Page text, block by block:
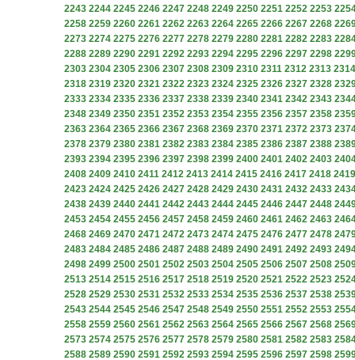
2243 2244 2245 2246 2247 2248 2249 2250 2251 2252 2253
2258 2259 2260 2261 2262 2263 2264 2265 2266 2267 2268
2273 2274 2275 2276 2277 2278 2279 2280 2281 2282 2283
2288 2289 2290 2291 2292 2293 2294 2295 2296 2297 2298
2303 2304 2305 2306 2307 2308 2309 2310 2311 2312 2313 2314
2318 2319 2320 2321 2322 2323 2324 2325 2326 2327 2328
2333 2334 2335 2336 2337 2338 2339 2340 2341 2342 2343
2348 2349 2350 2351 2352 2353 2354 2355 2356 2357 2358
2363 2364 2365 2366 2367 2368 2369 2370 2371 2372 2373
2378 2379 2380 2381 2382 2383 2384 2385 2386 2387 2388
2393 2394 2395 2396 2397 2398 2399 2400 2401 2402 2403
2408 2409 2410 2411 2412 2413 2414 2415 2416 2417 2418 2419
2423 2424 2425 2426 2427 2428 2429 2430 2431 2432 2433
2438 2439 2440 2441 2442 2443 2444 2445 2446 2447 2448
2453 2454 2455 2456 2457 2458 2459 2460 2461 2462 2463
2468 2469 2470 2471 2472 2473 2474 2475 2476 2477 2478
2483 2484 2485 2486 2487 2488 2489 2490 2491 2492 2493
2498 2499 2500 2501 2502 2503 2504 2505 2506 2507 2508
2513 2514 2515 2516 2517 2518 2519 2520 2521 2522 2523
2528 2529 2530 2531 2532 2533 2534 2535 2536 2537 2538
2543 2544 2545 2546 2547 2548 2549 2550 2551 2552 2553
2558 2559 2560 2561 2562 2563 2564 2565 2566 2567 2568
2573 2574 2575 2576 2577 2578 2579 2580 2581 2582 2583
2588 2589 2590 2591 2592 2593 2594 2595 2596 2597 2598